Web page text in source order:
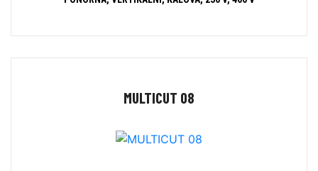
MULTICUT 08